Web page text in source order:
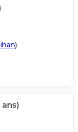
)
ans)